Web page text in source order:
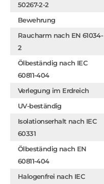
50267-2-2
Bewehrung
Raucharm nach EN 61034-
2
Ölbeständig nach IEC
60811-404
Verlegung im Erdreich
UV-beständig
Isolationserhalt nach IEC
60331
Ölbeständig nach EN
60811-404
Halogenfrei nach IEC